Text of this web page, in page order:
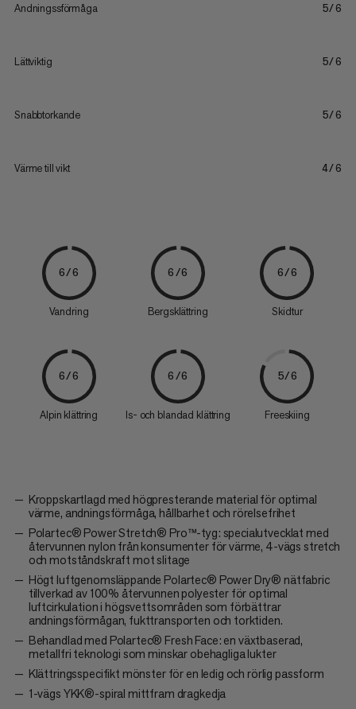
Andningssförmåga 5/6
Lättviktig 5/6
Snabbtorkande 5/6
Värme till vikt 4/6
6/6
Vandring
6/6
Bergsklättring
6/6
Skidtur
6/6
Alpin klättring
6/6
Is- och blandad klättring
5/6
Freeskiing
Kroppskartlagd med högpresterande material för optimal
värme, andningsförmåga, hållbarhet och rörelsefrihet
Polartec® Power Stretch® Pro™-tyg: specialutvecklat med
återvunnen nylon från konsumenter för värme, 4-vägs stretch
och motståndskraft mot slitage
Högt luftgenomsläppande Polartec® Power Dry® nätfabric
tillverkad av 100% återvunnen polyester för optimal
luftcirkulation i högsvettsområden som förbättrar
andningsförmågan, fukttransporten och torktiden.
Behandlad med Polartec® Fresh Face: en växtbaserad,
metallfri teknologi som minskar obehagliga lukter
Klättringsspecifikt mönster för en ledig och rörlig passform
1-vägs YKK®-spiral mittfram dragkedja